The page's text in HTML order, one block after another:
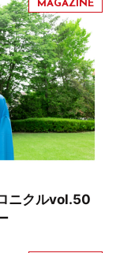
ニクルvol.50